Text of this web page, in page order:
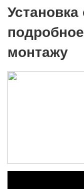
монтажу